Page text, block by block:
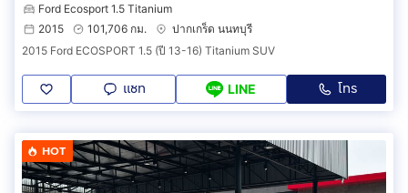
Ford Ecosport 1.5 Titanium
2015
101,706 กม.
ปากเกร็ด นนทบุรี
2015 Ford ECOSPORT 1.5 (ปี 13-16) Titanium SUV
แชท LINE โทร
HOT